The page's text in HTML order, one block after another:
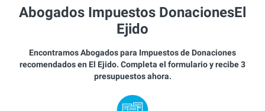
Abogados Impuestos DonacionesEl
Ejido
Encontramos Abogados para Impuestos de Donaciones
recomendados en El Ejido. Completa el formulario y recibe 3
presupuestos ahora.